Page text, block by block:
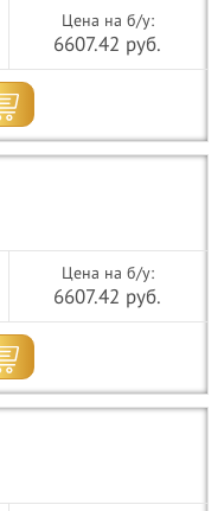
Цена на б/у:
6607.42 руб.
Цена на б/у:
6607.42 руб.